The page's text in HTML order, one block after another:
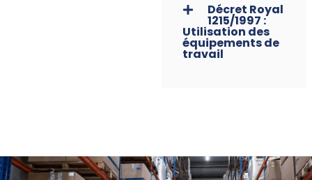
Décret Royal
1215/1997 :
Utilisation des
équipements de
travail